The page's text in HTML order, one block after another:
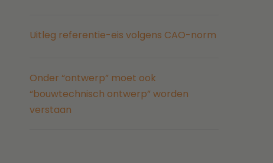
Uitleg referentie-eis volgens CAO-norm
Onder “ontwerp” moet ook
“bouwtechnisch ontwerp” worden
verstaan